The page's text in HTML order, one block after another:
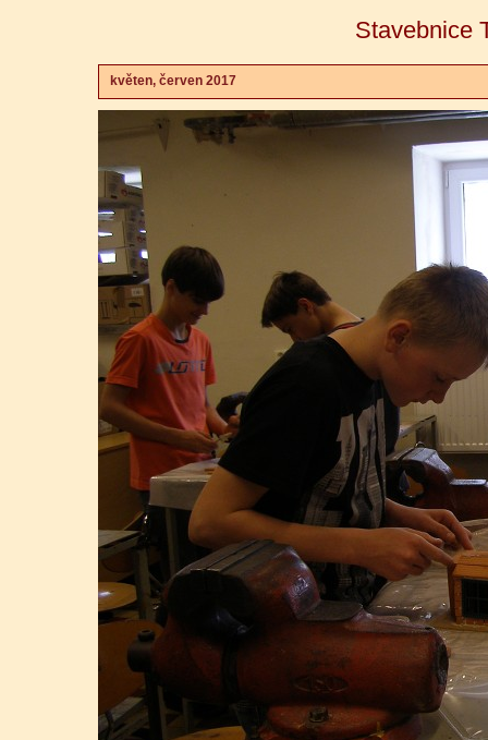
Stavebnice
květen, červen 2017